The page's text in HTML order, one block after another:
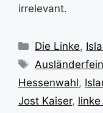
irrelevant.
Kategorien
Die Linke,
Schlagwörter
Hessenwahl,
Jost Kaiser,